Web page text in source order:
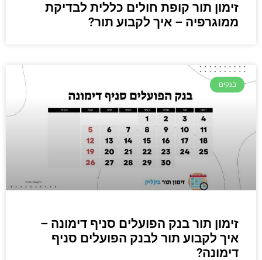
זימון תור קופת חולים כללית לבדיקת
ממוגרפיה – איך לקבוע תור?
בנקים
זימון תור בנק הפועלים סניף דימונה –
איך לקבוע תור לבנק הפועלים סניף
דימונה?